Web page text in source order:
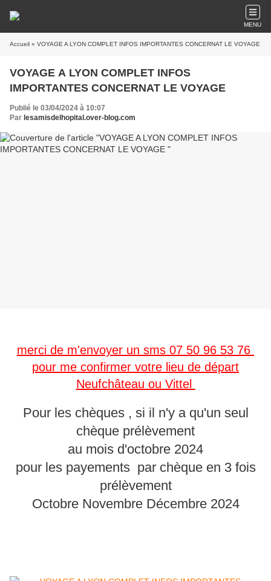
MENU
Accueil » VOYAGE A LYON COMPLET INFOS IMPORTANTES CONCERNAT LE VOYAGE
VOYAGE A LYON COMPLET INFOS
IMPORTANTES CONCERNAT LE VOYAGE
Publié le 03/04/2024 à 10:07
Par lesamisdelhopital.over-blog.com
merci de m'envoyer un sms 07 50 96 53 76
pour me confirmer votre lieu de départ
Neufchâteau ou Vittel
Pour les chèques , si il n'y a qu'un seul
chèque prélèvement
au mois d'octobre 2024
pour les payements par chèque en 3 fois
prélèvement
Octobre Novembre Décembre 2024